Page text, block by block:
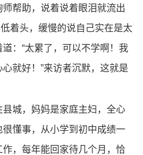
帮助，说着说着眼泪就流出
着头，缓慢的说自己实在是太
：“太累了，可以不学啊！我
就好！”来访者沉默，这就是
城，妈妈是家庭主妇，全心
懂事，从小学到初中成绩一
，每年能回家待几个月，恰